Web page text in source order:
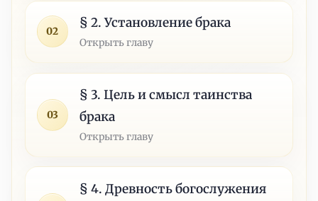
02
§ 2. Установление брака
Открыть главу
03
§ 3. Цель и смысл таинства
брака
Открыть главу
§ 4. Древность богослужения